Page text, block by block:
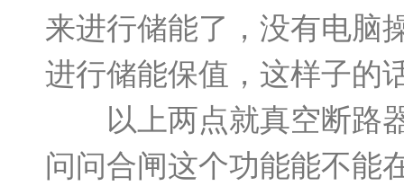
来进行储能了，没有电脑
进行储能保值，这样子的
以上两点就真空断路器
问问合闸这个功能能不能